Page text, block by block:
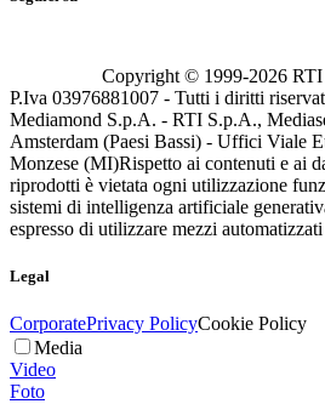
Copyright © 1999-2026 RTI
P.Iva 03976881007 - Tutti i diritti
Mediamond S.p.A. - RTI S.p.A.,
Amsterdam (Paesi Bassi) - Uffici Viale
Monzese (MI)Rispetto ai contenuti e ai
riprodotti è vietata ogni utilizzazione
sistemi di intelligenza artificiale
espresso di utilizzare mezzi
Legal
CorporatePrivacy PolicyCookie Policy
Media
Video
Foto